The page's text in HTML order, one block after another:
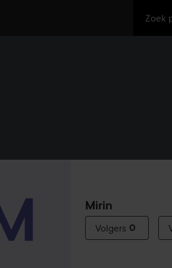
Mirin
Volgers 0